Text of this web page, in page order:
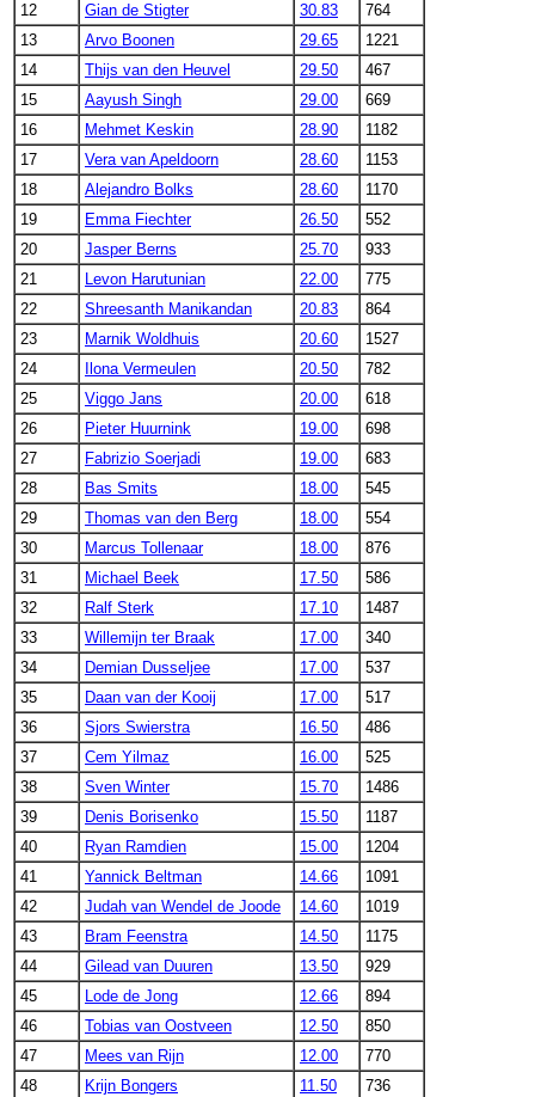
12
Gian de Stigter 30.83
764
13
Arvo Boonen 29.65
1221
14
Thijs van den Heuvel 29.50
467
15
Aayush Singh 29.00
669
16
Mehmet Keskin 28.90
1182
17
Vera van Apeldoorn 28.60
1153
18
Alejandro Bolks 28.60
1170
19
Emma Fiechter 26.50
552
20
Jasper Berns 25.70
933
21
Levon Harutunian 22.00
775
22
Shreesanth Manikandan 20.83
864
23
Marnik Woldhuis 20.60
1527
24
Ilona Vermeulen 20.50
782
25
Viggo Jans 20.00
618
26
Pieter Huurnink 19.00
698
27
Fabrizio Soerjadi 19.00
683
28
Bas Smits 18.00
545
29
Thomas van den Berg 18.00
554
30
Marcus Tollenaar 18.00
876
31
Michael Beek 17.50
586
32
Ralf Sterk 17.10
1487
33
Willemijn ter Braak 17.00
340
34
Demian Dusseljee 17.00
537
35
Daan van der Kooij 17.00
517
36
Sjors Swierstra 16.50
486
37
Cem Yilmaz 16.00
525
38
Sven Winter 15.70
1486
39
Denis Borisenko 15.50
1187
40
Ryan Ramdien 15.00
1204
41
Yannick Beltman 14.66
1091
42
Judah van Wendel de Joode 14.60
1019
43
Bram Feenstra 14.50
1175
44
Gilead van Duuren 13.50
929
45
Lode de Jong 12.66
894
46
Tobias van Oostveen 12.50
850
47
Mees van Rijn 12.00
770
48
Krijn Bongers 11.50
736